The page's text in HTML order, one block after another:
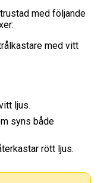
kort
med följande
med vitt
ljus.
syns både
rött ljus.